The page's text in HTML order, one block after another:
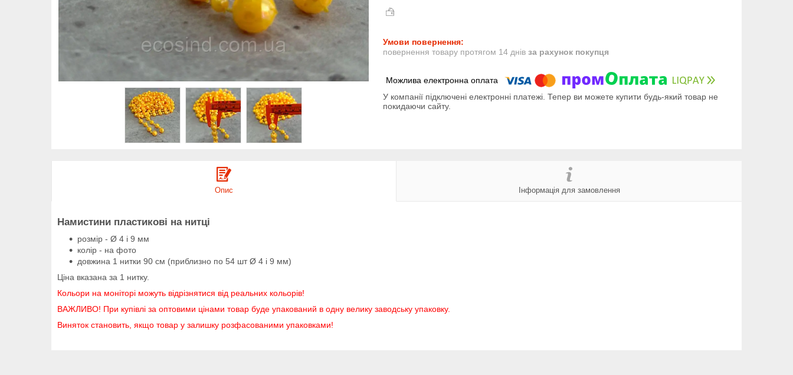
повернення товару протягом 14 днів за рахунок покупця
У компанії підключені електронні платежі. Тепер ви можете купити будь-який товар не
покидаючи сайту.
Опис Інформація для замовлення
Намистини пластикові на нитці
розмір - Ø 4 і 9 мм
колір - на фото
довжина 1 нитки 90 см (приблизно по 54 шт Ø 4 і 9 мм)
Ціна вказана за 1 нитку.
Кольори на моніторі можуть відрізнятися від реальних кольорів!
ВАЖЛИВО! При купівлі за оптовими цінами товар буде упакований в одну велику заводську упаковку.
Виняток становить, якщо товар у залишку розфасованими упаковками!